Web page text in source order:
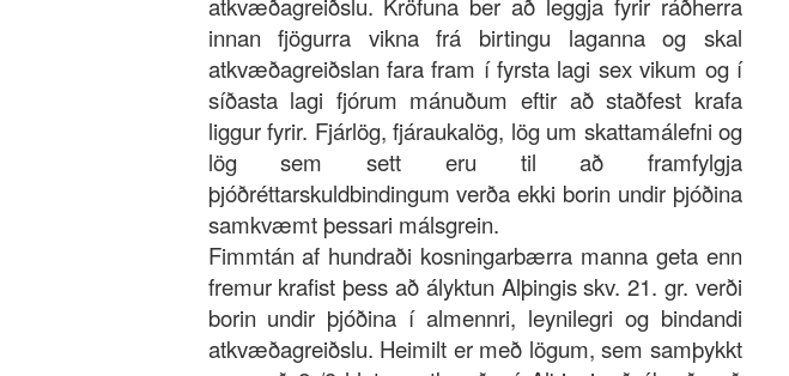
innan fjögurra vikna frá birtingu laganna og skal
atkvæðagreiðslan fara fram í fyrsta lagi sex vikum og í
síðasta lagi fjórum mánuðum eftir að staðfest krafa
liggur fyrir. Fjárlög, fjáraukalög, lög um skattamálefni og
lög sem sett eru til að framfylgja
þjóðréttarskuldbindingum verða ekki borin undir þjóðina
samkvæmt þessari málsgrein.
Fimmtán af hundraði kosningarbærra manna geta enn
fremur krafist þess að ályktun Alþingis skv. 21. gr. verði
borin undir þjóðina í almennri, leynilegri og bindandi
atkvæðagreiðslu. Heimilt er með lögum, sem samþykkt